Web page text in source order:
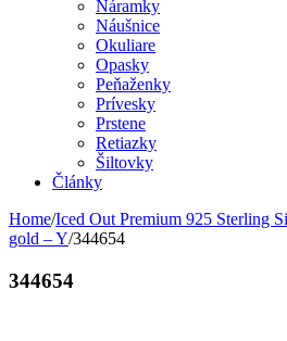
Náramky
Náušnice
Okuliare
Opasky
Peňaženky
Prívesky
Prstene
Retiazky
Šiltovky
Články
Home/Iced Out Premium 925 Sterling
gold – Y/344654
344654